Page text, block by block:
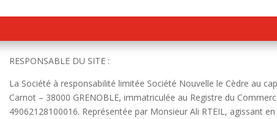
RESPONSABLE DU SITE :
La Société à responsabilité limitée Société Nouvelle le Cèdre au
Carnot – 38000 GRENOBLE, immatriculée au Registre du
49062128100016. Représentée par Monsieur Ali RTEIL, agissant